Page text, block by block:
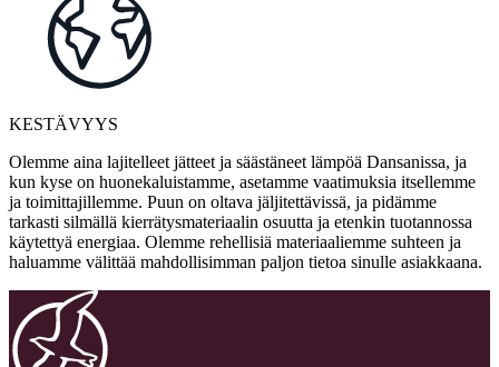
KESTÄVYYS
Olemme aina lajitelleet jätteet ja säästäneet lämpöä Dansanissa, ja
kun kyse on huonekaluistamme, asetamme vaatimuksia itsellemme
ja toimittajillemme. Puun on oltava jäljitettävissä, ja pidämme
tarkasti silmällä kierrätysmateriaalin osuutta ja etenkin tuotannossa
käytettyä energiaa. Olemme rehellisiä materiaaliemme suhteen ja
haluamme välittää mahdollisimman paljon tietoa sinulle asiakkaana.